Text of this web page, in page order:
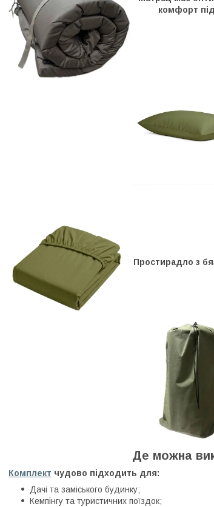
комфорт
Простирадло з
Де можна
Комплект чудово підходить для:
Дачі та заміського будинку;
Кемпінгу та туристичних поїздок;